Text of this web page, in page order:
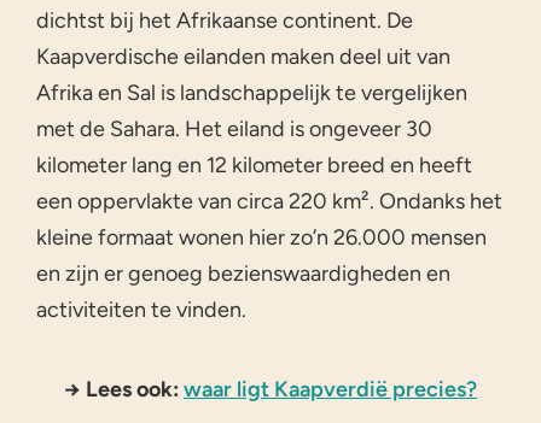
dichtst bij het Afrikaanse continent. De
Kaapverdische eilanden maken deel uit van
Afrika en Sal is landschappelijk te vergelijken
met de Sahara. Het eiland is ongeveer 30
kilometer lang en 12 kilometer breed en heeft
een oppervlakte van circa 220 km². Ondanks het
kleine formaat wonen hier zo’n 26.000 mensen
en zijn er genoeg bezienswaardigheden en
activiteiten te vinden.
→ Lees ook: waar ligt Kaapverdië precies?